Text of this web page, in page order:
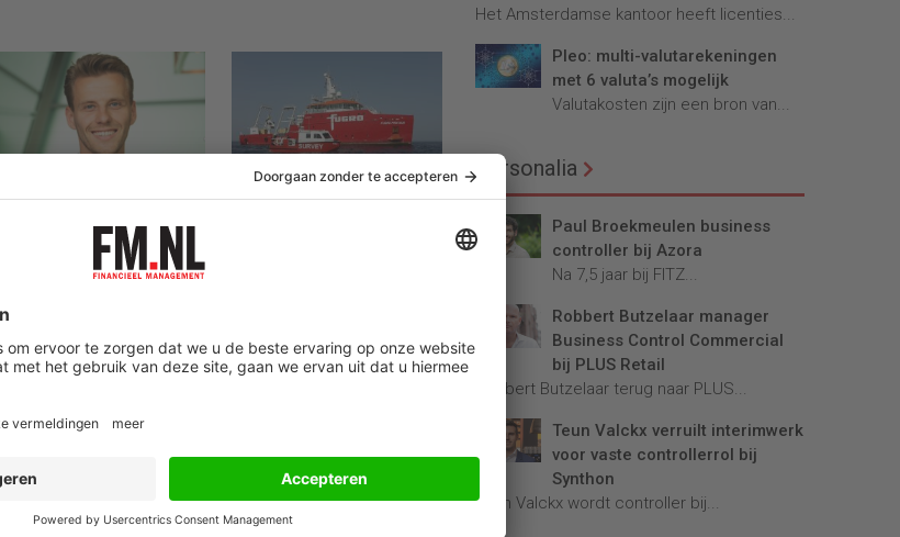
door tot Head of
Finance en zoekt een
nieuwe uitdaging
31 juli 2026
30 juli 2026
KLM schrijft zwarte
dankzij ferm
doorberekenen
BMW verdient meer
aan financieringen
dan aan auto’s
Het Amsterdamse kantoor heeft licenties...
Pleo: multi-valutarekeningen
met 6 valuta’s mogelijk
Valutakosten zijn een bron van...
Personalia
Paul Broekmeulen business
controller bij Azora
Na 7,5 jaar bij FITZ...
Robbert Butzelaar manager
Business Control Commercial
bij PLUS Retail
Robbert Butzelaar terug naar PLUS...
Teun Valckx verruilt interimwerk
voor vaste controllerrol bij
Synthon
Teun Valckx wordt controller bij...